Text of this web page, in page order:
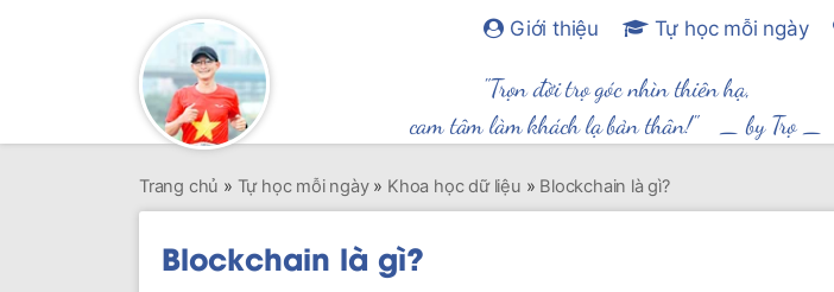
Giới thiệu Tự học mỗi ngày
"Trọn đời trọ góc nhìn thiên hạ,
cam tâm làm khách lạ bản thân!" _by Trọ_
Trang chủ » Tự học mỗi ngày» Khoa học dữ liệu » Blockchain là gì?
Blockchain là gì?